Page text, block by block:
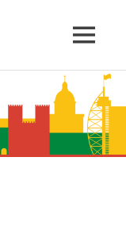
Mondială
a
MENU